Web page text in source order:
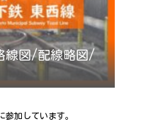
線図/配線略図/
参加しています。